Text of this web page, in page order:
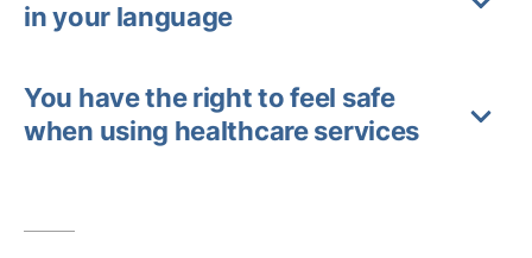
in your language
You have the right to feel safe
when using healthcare services